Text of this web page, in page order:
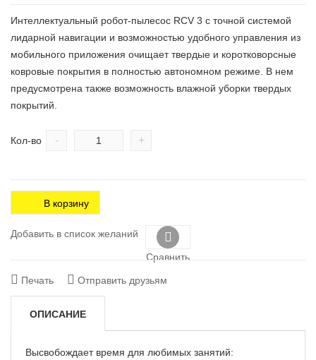
Интеллектуальный робот-пылесос RCV 3 с точной системой
лидарной навигации и возможностью удобного управления из
мобильного приложения очищает твердые и коротковорсные
ковровые покрытия в полностью автономном режиме. В нем
предусмотрена также возможность влажной уборки твердых
покрытий.
Кол-во - +
В корзину
Добавить в список желаний
Сравнить
Печать Отправить друзьям
ОПИСАНИЕ
Высвобождает время для любимых занятий: